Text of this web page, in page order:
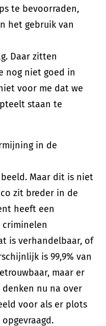
te bevoorraden,
het gebruik van
Daar zitten
nog niet goed in
voor me dat we
staan te
in de
beeld. Maar dit is niet
zit breder in de
heeft een
is verhandelbaar, of
is 99,9% van
maar er
denken nu na over
voor als er plots